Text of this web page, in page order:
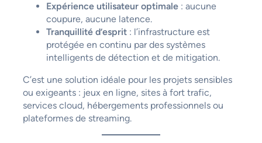
Expérience utilisateur optimale: aucune
coupure, aucune latence.
Tranquillité d’esprit: l’infrastructure est
protégée en continu par des systèmes
intelligents de détection et de mitigation.
C’est une solution idéale pour les projets sensibles
ou exigeants : jeux en ligne, sites à fort trafic,
services cloud, hébergements professionnels ou
plateformes de streaming.